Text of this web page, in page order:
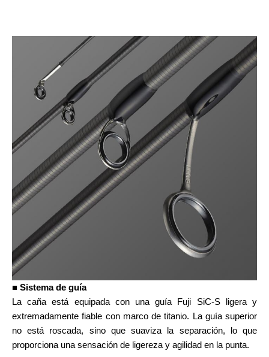
■ Sistema de guía
La caña está equipada con una guía Fuji SiC-S ligera y
extremadamente fiable con marco de titanio. La guía superior
no está roscada, sino que suaviza la separación, lo que
proporciona una sensación de ligereza y agilidad en la punta.